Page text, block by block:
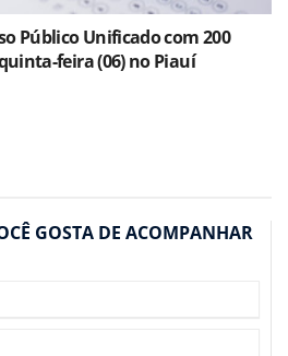
Público Unificado com 200
feira (06) no Piauí
GOSTA DE ACOMPANHAR